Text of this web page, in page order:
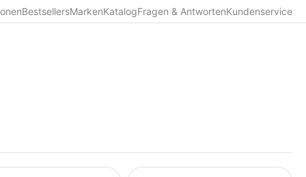
BestsellersMarkenKatalogFragen & AntwortenKundenservice